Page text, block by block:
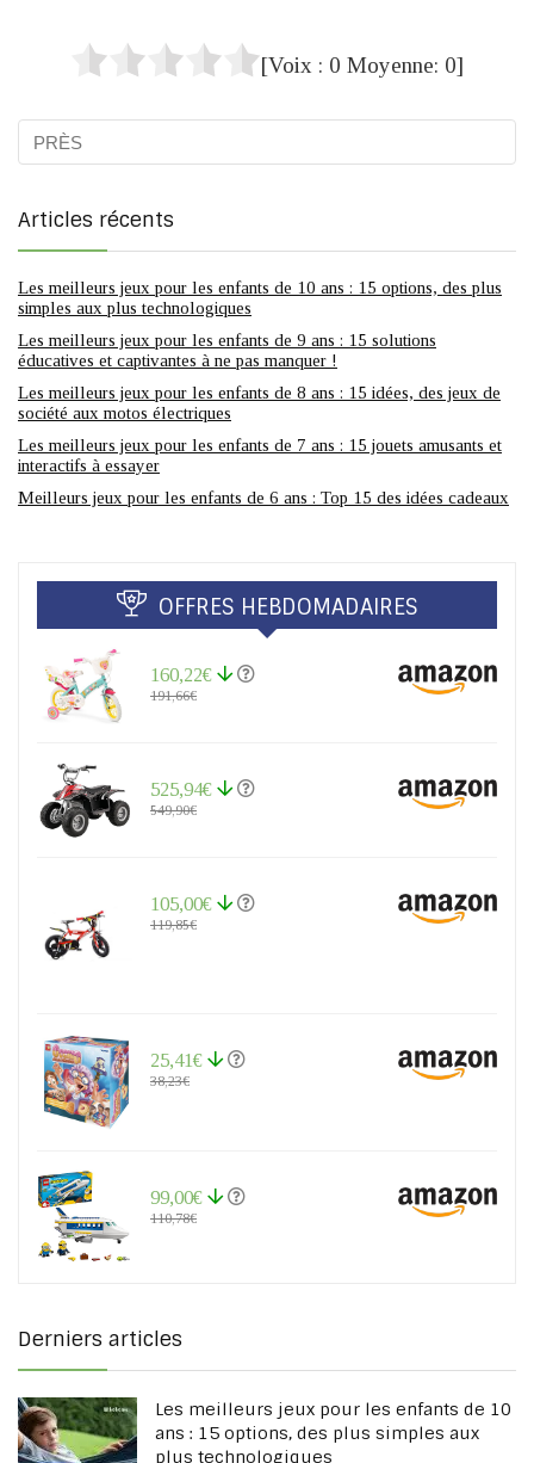
[Voix : 0 Moyenne: 0]
Articles récents
Les meilleurs jeux pour les enfants de 10 ans : 15 options, des plus
simples aux plus technologiques
Les meilleurs jeux pour les enfants de 9 ans : 15 solutions
éducatives et captivantes à ne pas manquer !
Les meilleurs jeux pour les enfants de 8 ans : 15 idées, des jeux de
société aux motos électriques
Les meilleurs jeux pour les enfants de 7 ans : 15 jouets amusants et
interactifs à essayer
Meilleurs jeux pour les enfants de 6 ans : Top 15 des idées cadeaux
OFFRES HEBDOMADAIRES
160,22€
191,66€
525,94€
549,90€
105,00€
119,85€
25,41€
38,23€
99,00€
110,78€
Derniers articles
Les meilleurs jeux pour les enfants de 10
ans : 15 options, des plus simples aux
plus technologiques